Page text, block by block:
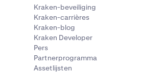
Kraken-beveiliging
Kraken-carrières
Kraken-blog
Kraken Developer
Pers
Partnerprogramma
Assetlijsten